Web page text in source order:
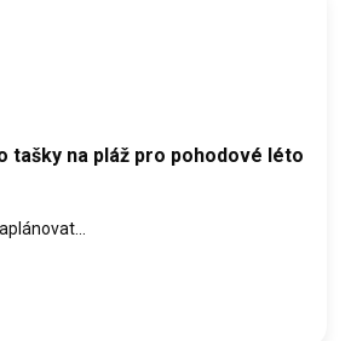
tašky na pláž pro pohodové léto